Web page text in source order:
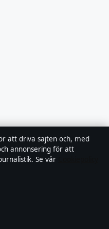
att driva sajten och, med
annonsering för att
Se vår